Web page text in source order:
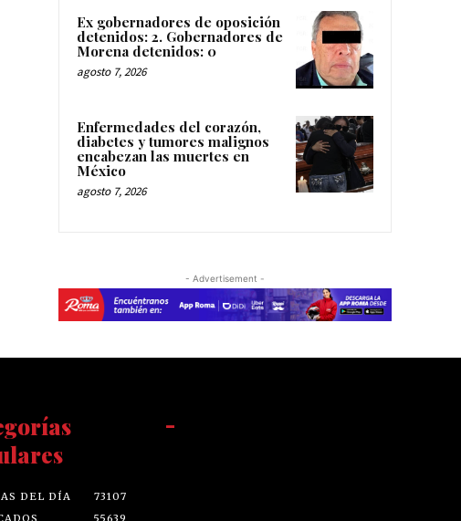
Ex gobernadores de oposición
detenidos: 2. Gobernadores de
Morena detenidos: 0
agosto 7, 2026
Enfermedades del corazón,
diabetes y tumores malignos
encabezan las muertes en
México
agosto 7, 2026
- Advertisement -
DEL DÍA
73107
-